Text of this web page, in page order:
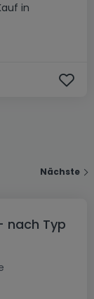
in
Nächste
nach Typ